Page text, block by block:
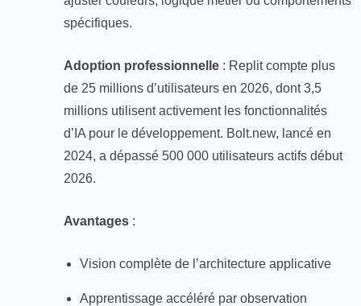
spécifiques.
Adoption professionnelle : Replit compte plus
de 25 millions d’utilisateurs en 2026, dont 3,5
millions utilisent activement les fonctionnalités
d’IA pour le développement. Bolt.new, lancé en
2024, a dépassé 500 000 utilisateurs actifs début
2026.
Avantages :
Vision complète de l’architecture applicative
Apprentissage accéléré par observation